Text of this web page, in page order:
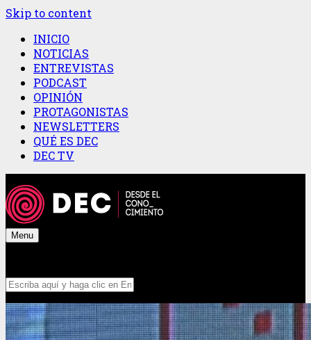
Skip to content
INICIO
NOTICIAS
ENTREVISTAS
PODCAST
OPINIÓN
PROTAGONISTAS
NEWSLETTERS
QUÉ ES DEC
DEC TV
Menu